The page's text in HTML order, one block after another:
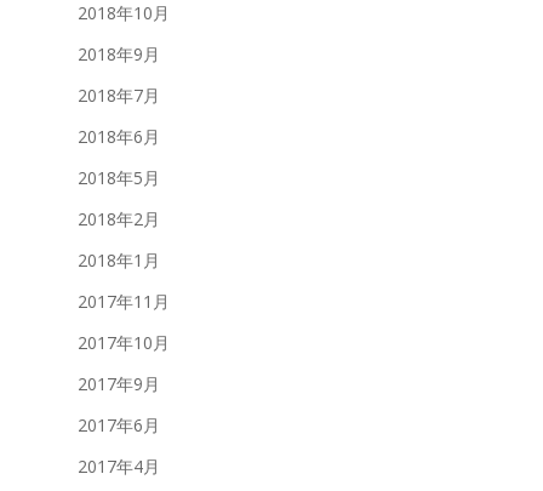
2018年10月
2018年9月
2018年7月
2018年6月
2018年5月
2018年2月
2018年1月
2017年11月
2017年10月
2017年9月
2017年6月
2017年4月